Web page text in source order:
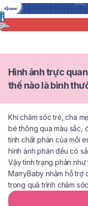
Hình ảnh trực
thế nào là bình
Khi chăm sóc trẻ, cha
bé thông qua màu sắc,
tính chất phân của mỗi
hình ảnh phân đều có
Vậy tình trạng phân
MarryBaby nhằm hỗ trợ
trong quá trình chăm